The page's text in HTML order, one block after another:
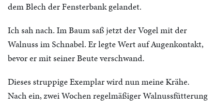
dem Blech der Fensterbank gelandet.
Ich sah nach. Im Baum saß jetzt der Vogel mit der
Walnuss im Schnabel. Er legte Wert auf Augenkontakt,
bevor er mit seiner Beute verschwand.
Dieses struppige Exemplar wird nun meine Krähe.
Nach ein, zwei Wochen regelmäßiger Walnussfütterung